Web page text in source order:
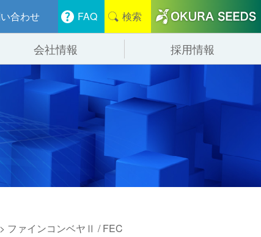
合わせ FAQ 検索
システム
ステム
ング・デバンニングシステム
会社情報
要
介
採用情報
> ファインコンベヤⅡ / FEC